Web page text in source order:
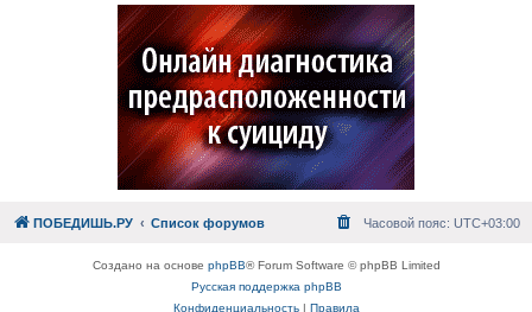
ПОБЕДИШЬ.РУ Список форумов Часовой пояс: UTC+03:00
Создано на основе phpBB® Forum Software © phpBB Limited
Русская поддержка phpBB
Конфиденциальность| Правила